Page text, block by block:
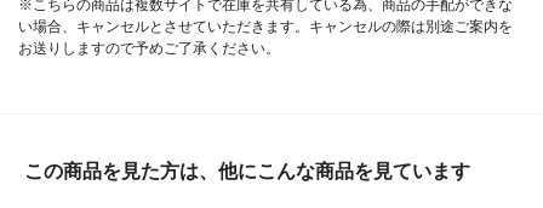
※こちらの商品は複数サイトで在庫を共有している為、商品の手配ができな
い場合、キャンセルとさせていただきます。キャンセルの際は別途ご案内を
お送りしますので予めご了承ください。
この商品を見た方は、他にこんな商品を見ています